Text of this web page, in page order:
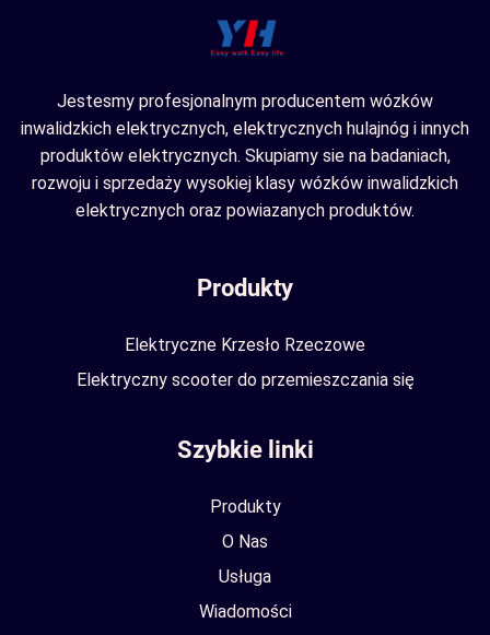
Jestesmy profesjonalnym producentem wózków
inwalidzkich elektrycznych, elektrycznych hulajnóg i innych
produktów elektrycznych. Skupiamy sie na badaniach,
rozwoju i sprzedaży wysokiej klasy wózków inwalidzkich
elektrycznych oraz powiazanych produktów.
Produkty
Elektryczne Krzesło Rzeczowe
Elektryczny scooter do przemieszczania się
Szybkie linki
Produkty
O Nas
Usługa
Wiadomości